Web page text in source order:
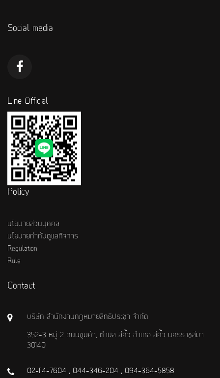
Social media
Line Official
Policy
นโยบายส่วนบุคคล
นโยบายกำกับดูแลกิจการ
Regulation
Rule
Contact
บริษัท สำนักงานกฎหมายสิทธิประชา จำกัด
352-3 หมู่ 2 ถนนชุมค้า, ตำบล สีคิ้ว อำเภอ สีคิ้ว นครราชสีมา
30140
02-114-7604 , 044-346-204 , 094-364-5858